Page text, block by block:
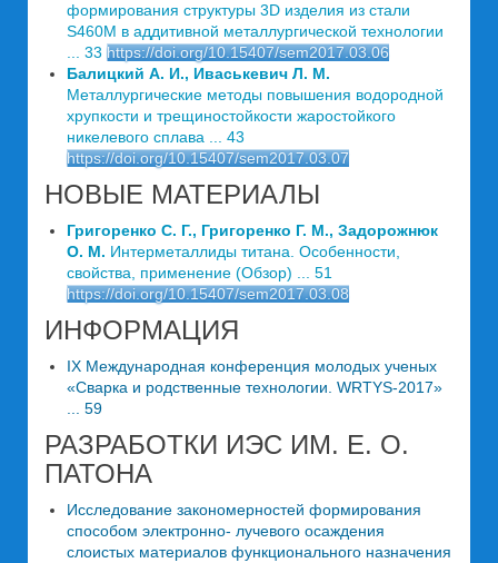
формирования структуры 3D изделия из стали
S460M в аддитивной металлургической технологии
... 33 https://doi.org/10.15407/sem2017.03.06
Балицкий А. И., Иваськевич Л. М.
Металлургические методы повышения водородной
хрупкости и трещиностойкости жаростойкого
никелевого сплава ... 43
https://doi.org/10.15407/sem2017.03.07
НОВЫЕ МАТЕРИАЛЫ
Григоренко С. Г., Григоренко Г. М., Задорожнюк
О. М. Интерметаллиды титана. Особенности,
свойства, применение (Обзор) ... 51
https://doi.org/10.15407/sem2017.03.08
ИНФОРМАЦИЯ
IХ Международная конференция молодых ученых
«Сварка и родственные технологии. WRTYS-2017»
... 59
РАЗРАБОТКИ ИЭС ИМ. Е. О.
ПАТОНА
Исследование закономерностей формирования
способом электронно- лучевого осаждения
слоистых материалов функционального назначения